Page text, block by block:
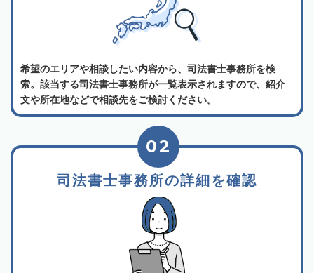
希望のエリアや相談したい内容から、司法書士事務所を検
索。該当する司法書士事務所が一覧表示されますので、紹介
文や所在地などで相談先をご検討ください。
司法書士事務所の詳細を確認
02